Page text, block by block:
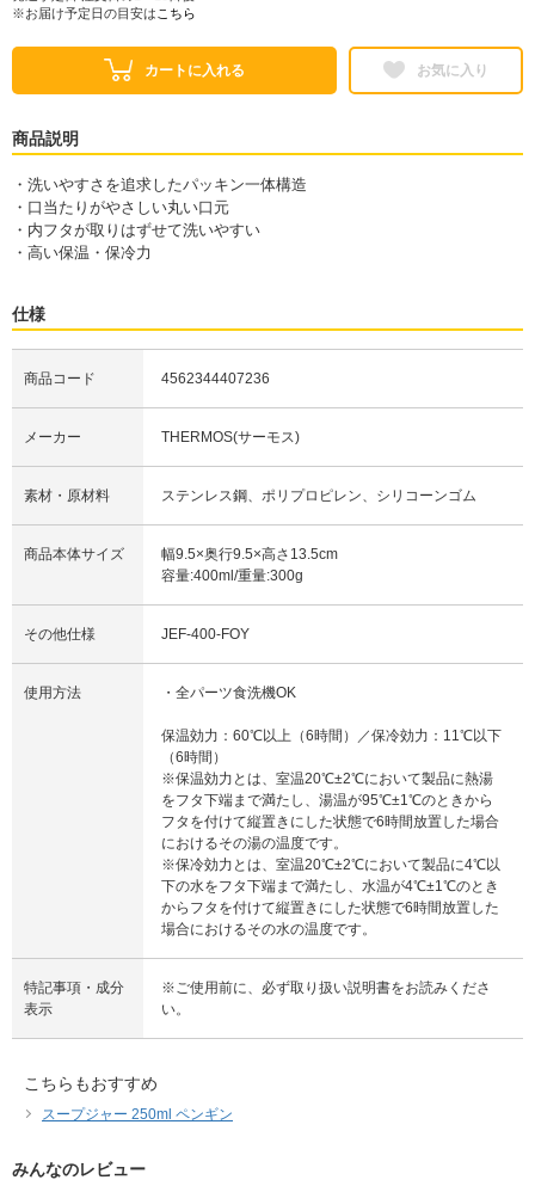
※お届け予定日の目安は こちら
カートに入れる お気に入り
商品説明
・洗いやすさを追求したパッキン一体構造
・口当たりがやさしい丸い口元
・内フタが取りはずせて洗いやすい
・高い保温・保冷力
仕様
商品コード 4562344407236
メーカー THERMOS(サーモス)
素材・原材料 ステンレス鋼、ポリプロピレン、シリコーンゴム
商品本体サイズ
幅9.5×奥行9.5×高さ13.5cm
容量:400ml/重量:300g
その他仕様 JEF-400-FOY
使用方法 ・全パーツ食洗機OK
保温効力：60℃以上（6時間）／保冷効力：11℃以下
（6時間）
※保温効力とは、室温20℃±2℃において製品に熱湯
をフタ下端まで満たし、湯温が95℃±1℃のときから
フタを付けて縦置きにした状態で6時間放置した場合
におけるその湯の温度です。
※保冷効力とは、室温20℃±2℃において製品に4℃以
下の水をフタ下端まで満たし、水温が4℃±1℃のとき
からフタを付けて縦置きにした状態で6時間放置した
場合におけるその水の温度です。
特記事項・成分
表示
※ご使用前に、必ず取り扱い説明書をお読みくださ
い。
こちらもおすすめ
スープジャー 250ml ペンギン
みんなのレビュー